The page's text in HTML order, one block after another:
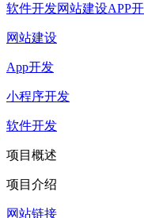
软件开发网站建设APP
网站建设
App开发
小程序开发
软件开发
项目概述
项目介绍
网站链接